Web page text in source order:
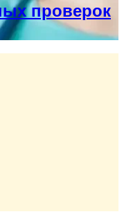
проверок